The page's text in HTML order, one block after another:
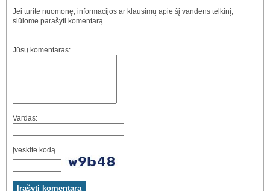
Jei turite nuomonę, informacijos ar klausimų apie šį vandens telkinį,
siūlome parašyti komentarą.
Jūsų komentaras:
Vardas:
Įveskite kodą